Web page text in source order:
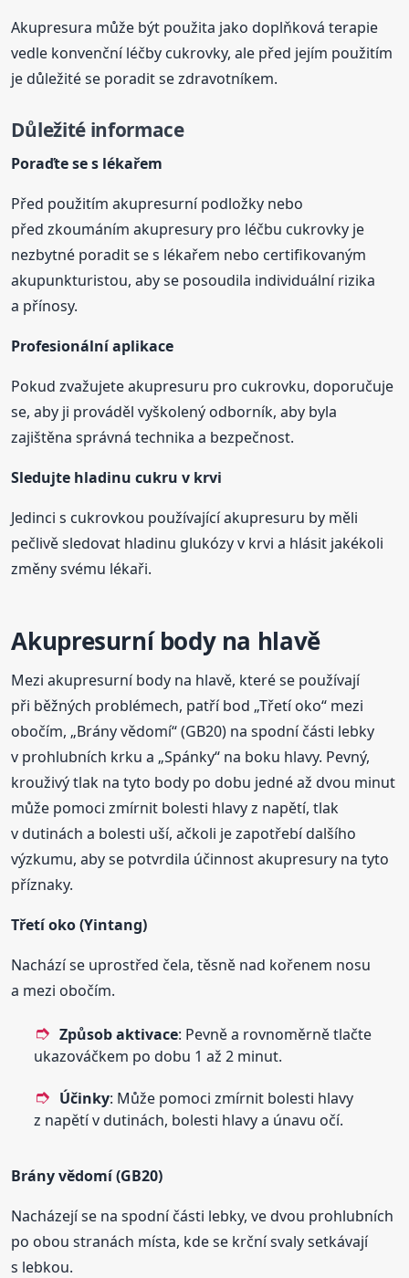
Akupresura může být použita jako doplňková terapie
vedle konvenční léčby cukrovky, ale před jejím použitím
je důležité se poradit se zdravotníkem.
Důležité informace
Poraďte se s lékařem
Před použitím akupresurní podložky nebo
před zkoumáním akupresury pro léčbu cukrovky je
nezbytné poradit se s lékařem nebo certifikovaným
akupunkturistou, aby se posoudila individuální rizika
a přínosy.
Profesionální aplikace
Pokud zvažujete akupresuru pro cukrovku, doporučuje
se, aby ji prováděl vyškolený odborník, aby byla
zajištěna správná technika a bezpečnost.
Sledujte hladinu cukru v krvi
Jedinci s cukrovkou používající akupresuru by měli
pečlivě sledovat hladinu glukózy v krvi a hlásit jakékoli
změny svému lékaři.
Akupresurní body na hlavě
Mezi akupresurní body na hlavě, které se používají
při běžných problémech, patří bod „Třetí oko“ mezi
obočím, „Brány vědomí“ (GB20) na spodní části lebky
v prohlubních krku a „Spánky“ na boku hlavy. Pevný,
krouživý tlak na tyto body po dobu jedné až dvou minut
může pomoci zmírnit bolesti hlavy z napětí, tlak
v dutinách a bolesti uší, ačkoli je zapotřebí dalšího
výzkumu, aby se potvrdila účinnost akupresury na tyto
příznaky.
Třetí oko (Yintang)
Nachází se uprostřed čela, těsně nad kořenem nosu
a mezi obočím.
Způsob aktivace: Pevně a rovnoměrně tlačte
ukazováčkem po dobu 1 až 2 minut.
Účinky: Může pomoci zmírnit bolesti hlavy
z napětí v dutinách, bolesti hlavy a únavu očí.
Brány vědomí (GB20)
Nacházejí se na spodní části lebky, ve dvou prohlubních
po obou stranách místa, kde se krční svaly setkávají
s lebkou.